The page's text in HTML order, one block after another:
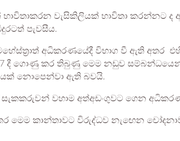
වැසිකිලියක් භාවිතා කරන්නට ද
පැවසීය.
අධිකරණයේදී විභාග වී ඇති අතර
දී ගොණු කර තිබුණු මෙම නඩුව
නොපෙන්වා ඇති බවයි.
වහාම අත්අඩංගුවට ගෙන
මෙම කාන්තාවට විරුද්ධව නැඟෙන